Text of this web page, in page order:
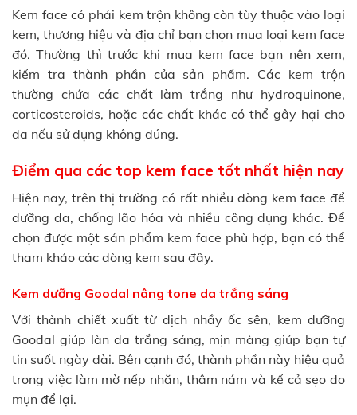
Kem face có phải kem trộn không còn tùy thuộc vào loại
kem, thương hiệu và địa chỉ bạn chọn mua loại kem face
đó. Thường thì trước khi mua kem face bạn nên xem,
kiểm tra thành phần của sản phẩm. Các kem trộn
thường chứa các chất làm trắng như hydroquinone,
corticosteroids, hoặc các chất khác có thể gây hại cho
da nếu sử dụng không đúng.
Điểm qua các top kem face tốt nhất hiện nay
Hiện nay, trên thị trường có rất nhiều dòng kem face để
dưỡng da, chống lão hóa và nhiều công dụng khác. Để
chọn được một sản phẩm kem face phù hợp, bạn có thể
tham khảo các dòng kem sau đây.
Kem dưỡng Goodal nâng tone da trắng sáng
Với thành chiết xuất từ dịch nhầy ốc sên, kem dưỡng
Goodal giúp làn da trắng sáng, mịn màng giúp bạn tự
tin suốt ngày dài. Bên cạnh đó, thành phần này hiệu quả
trong việc làm mờ nếp nhăn, thâm nám và kể cả sẹo do
mụn để lại.